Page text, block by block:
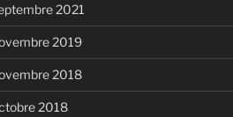
2021
2019
2018
2018